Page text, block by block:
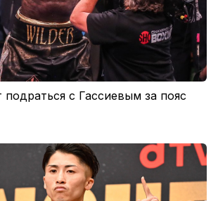
с Гассиевым за пояс